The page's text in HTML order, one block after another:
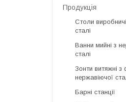
Продукція
Столи
сталі
Ванни мийні з
сталі
Зонти витяжні з
нержавіючої
Барні станції